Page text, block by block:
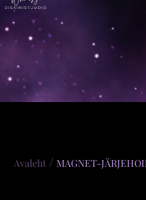
Avaleht / MAGNET-